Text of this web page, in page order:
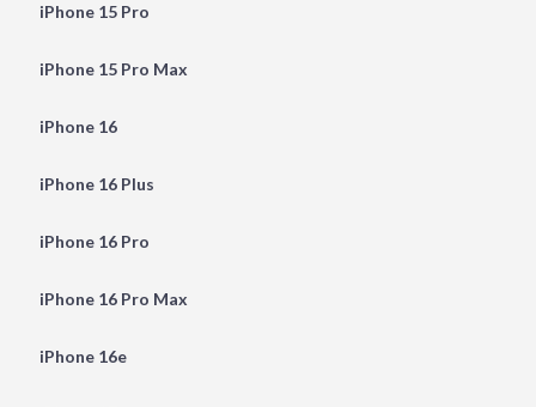
iPhone 15 Pro
iPhone 15 Pro Max
iPhone 16
iPhone 16 Plus
iPhone 16 Pro
iPhone 16 Pro Max
iPhone 16e